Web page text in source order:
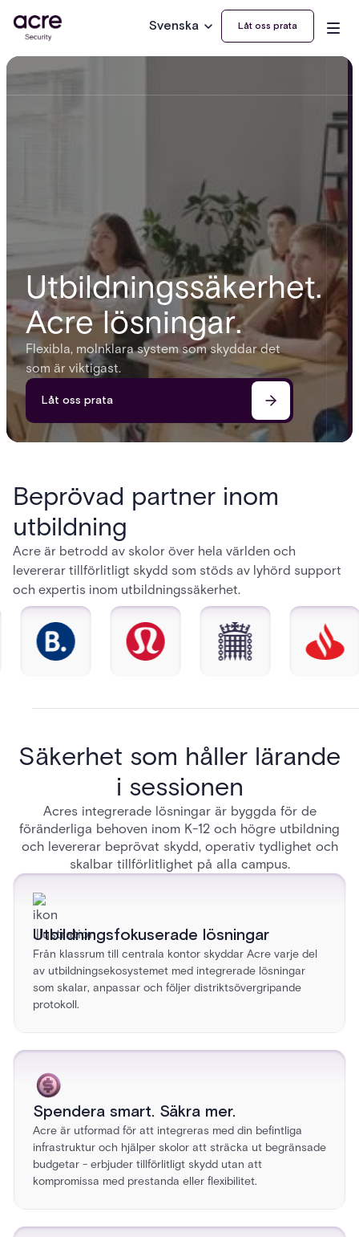
Svenska Låt oss prata
Utbildningssäkerhet.
Acre lösningar.
Flexibla, molnklara system som skyddar det
som är viktigast.
Låt oss prata
Beprövad partner inom
utbildning
Acre är betrodd av skolor över hela världen och
levererar tillförlitligt skydd som stöds av lyhörd support
och expertis inom utbildningssäkerhet.
Säkerhet som håller lärande
i sessionen
Acres integrerade lösningar är byggda för de
föränderliga behoven inom K-12 och högre utbildning
och levererar beprövat skydd, operativ tydlighet och
skalbar tillförlitlighet på alla campus.
Utbildningsfokuserade lösningar
Från klassrum till centrala kontor skyddar Acre varje del
av utbildningsekosystemet med integrerade lösningar
som skalar, anpassar och följer distriktsövergripande
protokoll.
Spendera smart. Säkra mer.
Acre är utformad för att integreras med din befintliga
infrastruktur och hjälper skolor att sträcka ut begränsade
budgetar - erbjuder tillförlitligt skydd utan att
kompromissa med prestanda eller flexibilitet.